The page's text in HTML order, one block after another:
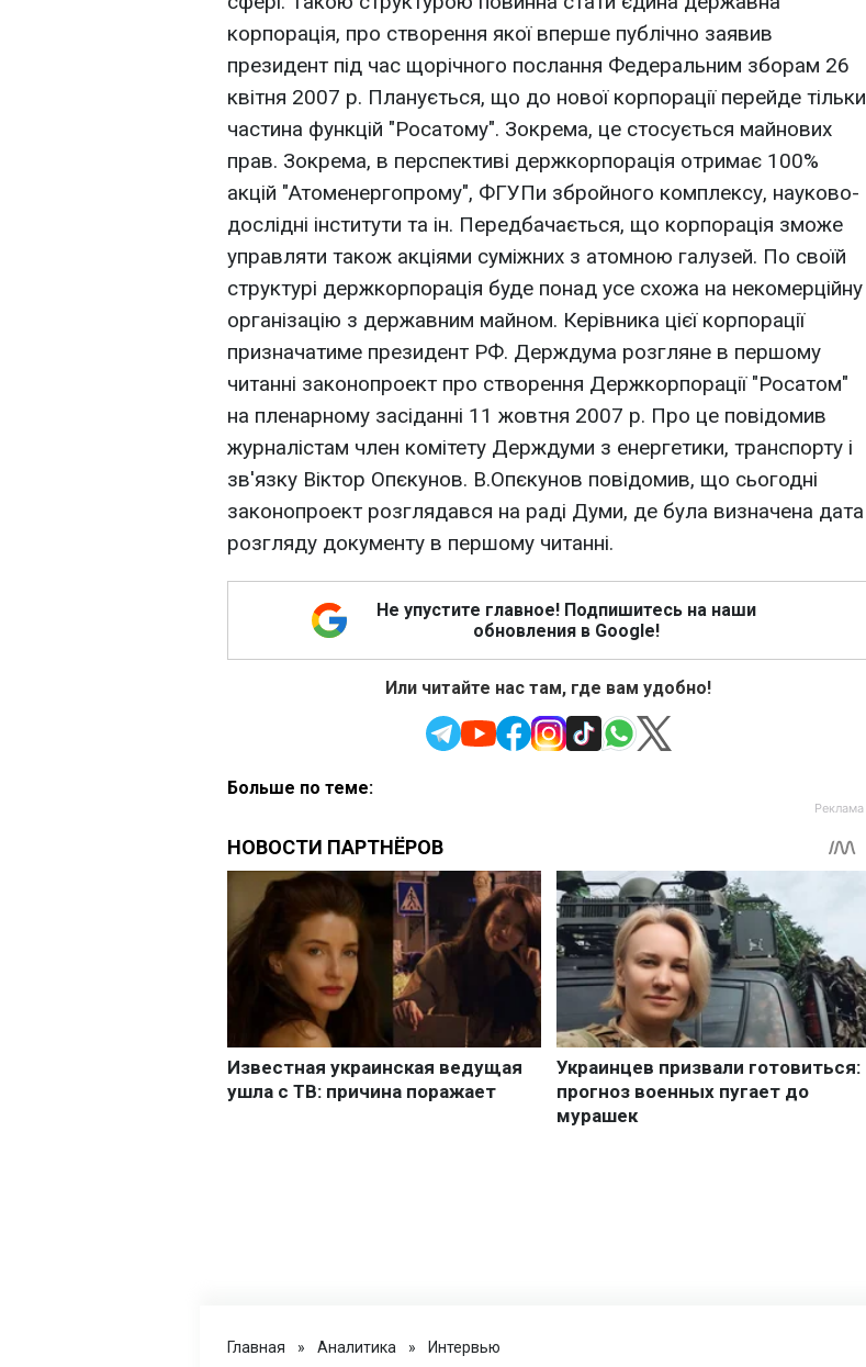
корпорація, про створення якої вперше публічно заявив
президент під час щорічного послання Федеральним зборам 26
квітня 2007 р. Планується, що до нової корпорації перейде тільки
частина функцій "Росатому". Зокрема, це стосується майнових
прав. Зокрема, в перспективі держкорпорація отримає 100%
акцій "Атоменергопрому", ФГУПи збройного комплексу, науково-
дослідні інститути та ін. Передбачається, що корпорація зможе
управляти також акціями суміжних з атомною галузей. По своїй
структурі держкорпорація буде понад усе схожа на некомерційну
організацію з державним майном. Керівника цієї корпорації
призначатиме президент РФ. Держдума розгляне в першому
читанні законопроект про створення Держкорпорації "Росатом"
на пленарному засіданні 11 жовтня 2007 р. Про це повідомив
журналістам член комітету Держдуми з енергетики, транспорту і
зв'язку Віктор Опєкунов. В.Опєкунов повідомив, що сьогодні
законопроект розглядався на раді Думи, де була визначена дата
розгляду документу в першому читанні.
Не упустите главное! Подпишитесь на наши
обновления в Google!
Или читайте нас там, где вам удобно!
Больше по теме:
Главная » Аналитика » Интервью